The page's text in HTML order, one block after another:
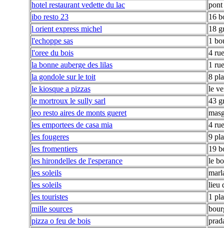
hotel restaurant vedette du lac
pont
ibo resto 23
16
l orient express michel
18
l'echoppe sas
1
l'oree du bois
4
la bonne auberge des lilas
1
la gondole sur le toit
8
le kiosque a pizzas
le
le mortroux le sully sarl
43
leo resto aires de monts gueret
les emportees de casa mia
4
les fougeres
9
les fromentiers
19
les hirondelles de l'esperance
le
les soleils
les soleils
lieu
les touristes
1
mille sources
pizza o feu de bois